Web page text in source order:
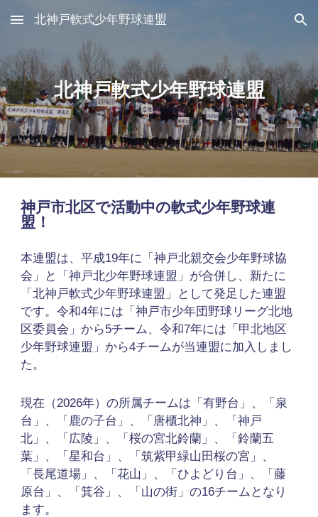
Skip to main content Skip to navigation
北神戸軟式少年野球連盟
北神戸軟式少年野球連盟
神戸市北区で活動中の軟式少年野球連
盟！
本連盟は、平成19年に「神戸北親交会少年野球協
会」と「神戸北少年野球連盟」が合併し、新たに
「北神戸軟式少年野球連盟」として発足した連盟
です。令和4年には「神戸市少年団野球リーグ北地
区委員会」から5チーム、令和7年には「甲北地区
少年野球連盟」から4チームが当連盟に加入しまし
た。
現在（2026年）の所属チームは「有野台」、「泉
台」、「鹿の子台」、「唐櫃北神」、「神戸
北」、「広陵」、「桜の宮北鈴蘭」、「鈴蘭五
葉」、「星和台」、「筑紫甲緑山田桜の宮」、
「長尾道場」、「花山」、「ひよどり台」、「藤
原台」、「箕谷」、「山の街」の16チームとなり
ます。